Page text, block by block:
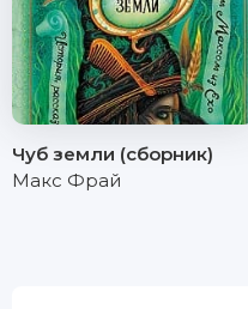
Чуб земли (сборник)
Макс Фрай